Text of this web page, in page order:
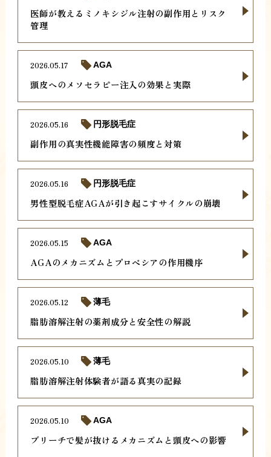
医師が教えるミノキシジル注射の副作用とリスク
管理
頭皮へのメソセラピー注入の効果と実際
2026.05.17 AGA
副作用の真実性機能障害の頻度と対策
2026.05.16 円形脱毛症
男性型脱毛症AGAが引き起こすサイクルの崩壊
2026.05.16 円形脱毛症
AGAのメカニズムとプロペシアの作用機序
2026.05.15 AGA
脂肪溶解注射の薬剤成分と安全性の解説
2026.05.12 薄毛
脂肪溶解注射体験者が語る真実の記録
2026.05.10 薄毛
ブリーチで髪が抜けるメカニズムと頭皮への影響
2026.05.10 AGA